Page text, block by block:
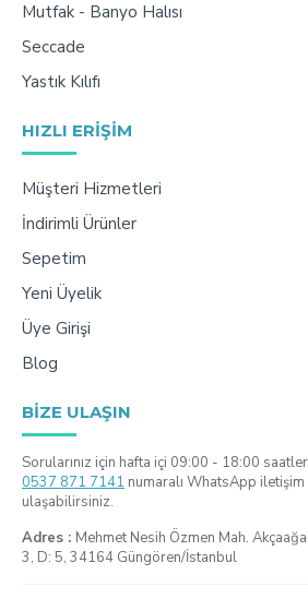
Mutfak - Banyo Halısı
Seccade
Yastık Kılıfı
HIZLI ERIŞIM
Müşteri Hizmetleri
İndirimli Ürünler
Sepetim
Yeni Üyelik
Üye Girişi
Blog
BIZE ULAŞIN
Sorularınız için hafta içi 09:00 - 18:00
0537 871 7141 numaralı WhatsApp
ulaşabilirsiniz.
Adres : Mehmet Nesih Özmen Mah.
3, D: 5, 34164 Güngören/İstanbul